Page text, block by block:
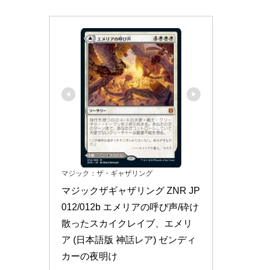
マジック：ザ・ギャザリング
マジックザギャザリング ZNR JP
012/012b エメリアの呼び声/砕け
散ったスカイクレイブ、エメリ
ア (日本語版 神話レア) ゼンディ
カーの夜明け